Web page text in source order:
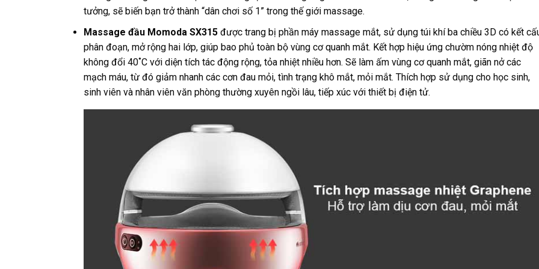
tưởng, sẽ biến bạn trở thành “dân chơi số 1” trong thế giới massage.
Massage đầu Momoda SX315được trang bị phần máy massage mắt, sử dụng túi khí ba chiều 3D có kết
phân đoạn, mở rộng hai lớp, giúp bao phủ toàn bộ vùng cơ quanh mắt. Kết hợp hiệu ứng chườm nóng nhiệt độ
không đổi 40˚C với diện tích tác động rộng, tỏa nhiệt nhiều hơn. Sẽ làm ấm vùng cơ quanh mắt, giãn nở các
mạch máu, từ đó giảm nhanh các cơn đau mỏi, tình trạng khô mắt, mỏi mắt. Thích hợp sử dụng cho học sinh,
sinh viên và nhân viên văn phòng thường xuyên ngồi lâu, tiếp xúc với thiết bị điện tử.